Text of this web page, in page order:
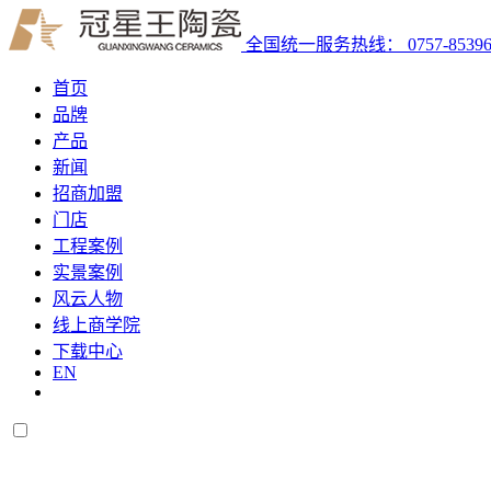
全国统一服务热线： 0757-
首页
品牌
产品
新闻
招商加盟
门店
工程案例
实景案例
风云人物
线上商学院
下载中心
EN